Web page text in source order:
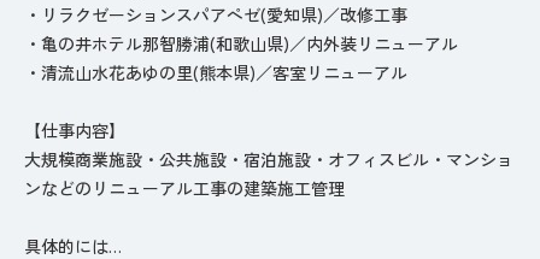
・リラクゼーションスパアペゼ(愛知県)／改修工事
・亀の井ホテル那智勝浦(和歌山県)／内外装リニューアル
・清流山水花あゆの里(熊本県)／客室リニューアル
【仕事内容】
大規模商業施設・公共施設・宿泊施設・オフィスビル・マンショ
ンなどのリニューアル工事の建築施工管理
具体的には…